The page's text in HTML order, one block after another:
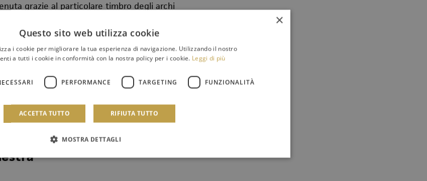
grazie al particolare timbro degli archi
malinconia. Giudicato
da Mozart con il più semplice Andante
del minuetto scandisce un elegante
×
Questo sito web utilizza cookie
i cookie per migliorare la tua esperienza di navigazione. Utilizzando il nostro
a tutti i cookie in conformità con la nostra policy per i cookie. Leggi di più
PERFORMANCE TARGETING FUNZIONALITÀ
ACCETTA TUTTO RIFIUTA TUTTO
MOSTRA DETTAGLI